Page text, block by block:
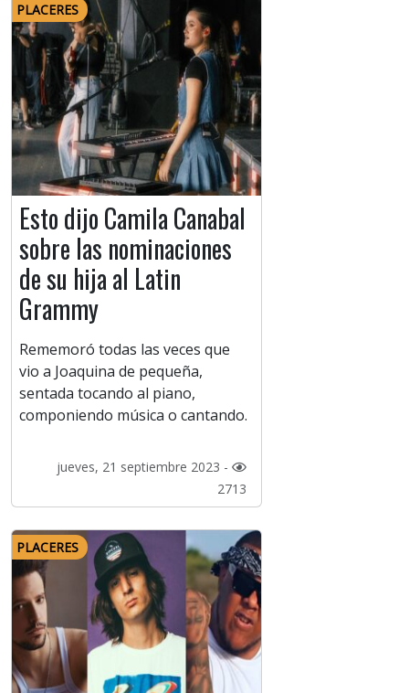
PLACERES
Esto dijo Camila Canabal
sobre las nominaciones
de su hija al Latin
Grammy
Rememoró todas las veces que
vio a Joaquina de pequeña,
sentada tocando al piano,
componiendo música o cantando.
jueves, 21 septiembre 2023 -
2713
PLACERES